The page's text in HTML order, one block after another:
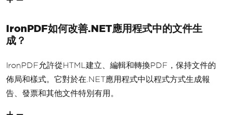
IronPDF如何改善.NET應用程式中的文件生
成？
IronPDF允許從HTML建立、編輯和轉換PDF，保持文件的
佈局和樣式。它對於在.NET應用程式中以程式方式生成報
告、發票和其他文件特別有用。